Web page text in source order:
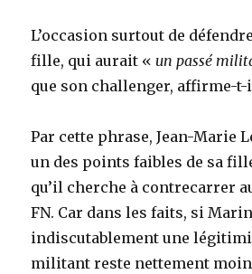
L’occasion surtout de
fille, qui aurait « un passé
que son challenger, affirme-t-
Par cette phrase, Jean-Marie
un des points faibles de sa
qu’il cherche à contrecarrer
FN. Car dans les faits, si
indiscutablement une
militant reste nettement